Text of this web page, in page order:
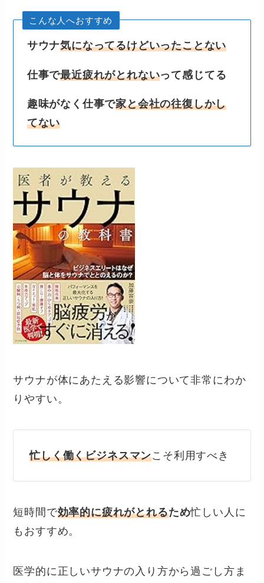
こんな人へおすすめ
サウナ気になってるけどいったことない
仕事で最近疲れがとれないって感じてる
趣味がなく仕事で家と会社の往復しかし
てない
サウナが体にあたえる影響について非常にわか
りやすい。
忙しく働くビジネスマンこそ利用すべき
短時間で効率的に疲れがとれるため忙しい人に
もおすすめ。
医学的に正しいサウナの入り方から過ごし方ま